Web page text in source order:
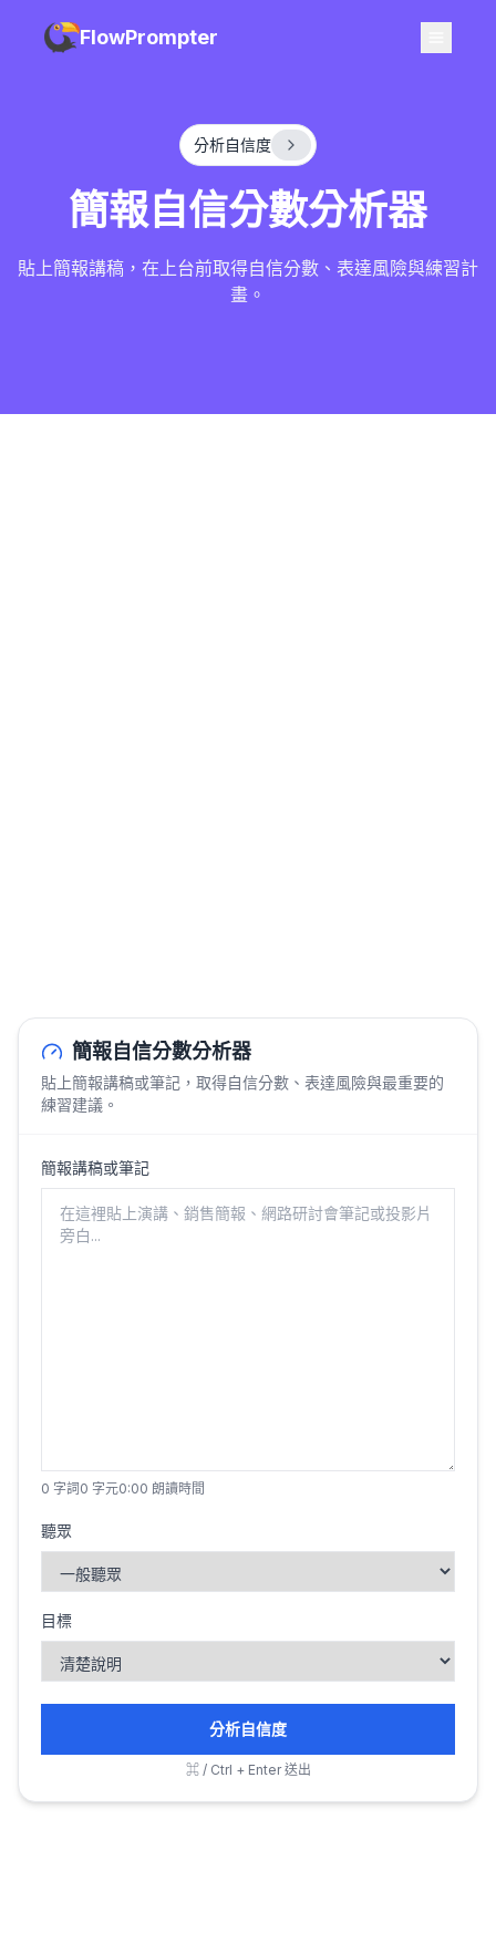
FlowPrompter
分析自信度
簡報自信分數分析器
貼上簡報講稿，在上台前取得自信分數、表達風險與練習計
畫。
簡報自信分數分析器
貼上簡報講稿或筆記，取得自信分數、表達風險與最重要的
練習建議。
簡報講稿或筆記
0 字詞0 字元0:00 朗讀時間
聽眾
目標
分析自信度
⌘ / Ctrl + Enter 送出